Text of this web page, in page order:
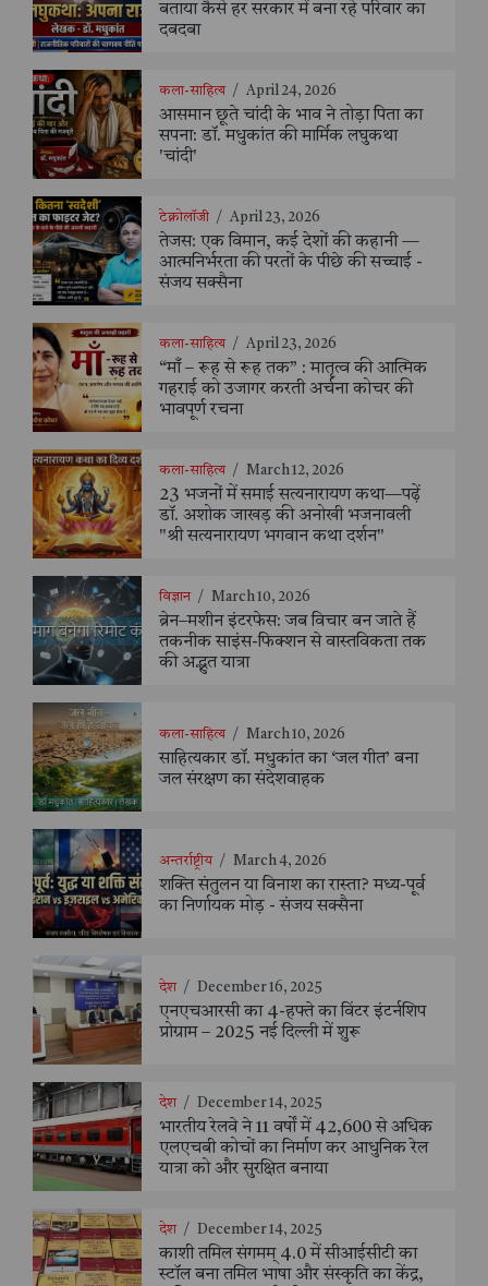
बताया कैसे हर सरकार में बना रहे परिवार का
दबदबा
कला-साहित्य / April 24, 2026
आसमान छूते चांदी के भाव ने तोड़ा पिता का
सपना: डॉ. मधुकांत की मार्मिक लघुकथा
'चांदी'
टेक्नोलॉजी / April 23, 2026
तेजस: एक विमान, कई देशों की कहानी —
आत्मनिर्भरता की परतों के पीछे की सच्चाई -
संजय सक्सैना
कला-साहित्य / April 23, 2026
“माँ – रूह से रूह तक” : मातृत्व की आत्मिक
गहराई को उजागर करती अर्चना कोचर की
भावपूर्ण रचना
कला-साहित्य / March 12, 2026
23 भजनों में समाई सत्यनारायण कथा—पढ़ें
डॉ. अशोक जाखड़ की अनोखी भजनावली
"श्री सत्यनारायण भगवान कथा दर्शन"
विज्ञान / March 10, 2026
ब्रेन–मशीन इंटरफेस: जब विचार बन जाते हैं
तकनीक साइंस-फिक्शन से वास्तविकता तक
की अद्भुत यात्रा
कला-साहित्य / March 10, 2026
साहित्यकार डॉ. मधुकांत का ‘जल गीत’ बना
जल संरक्षण का संदेशवाहक
अन्तर्राष्ट्रीय / March 4, 2026
शक्ति संतुलन या विनाश का रास्ता? मध्य-पूर्व
का निर्णायक मोड़ - संजय सक्सैना
देश / December 16, 2025
एनएचआरसी का 4-हफ्ते का विंटर इंटर्नशिप
प्रोग्राम – 2025 नई दिल्ली में शुरू
देश / December 14, 2025
भारतीय रेलवे ने 11 वर्षों में 42,600 से अधिक
एलएचबी कोचों का निर्माण कर आधुनिक रेल
यात्रा को और सुरक्षित बनाया
देश / December 14, 2025
काशी तमिल संगमम् 4.0 में सीआईसीटी का
स्टॉल बना तमिल भाषा और संस्कृति का केंद्र,